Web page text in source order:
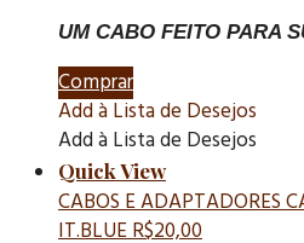
UM CABO FEITO PARA
Comprar
Add à Lista de Desejos
Add à Lista de Desejos
Quick View
CABOS E ADAPTADORES
IT.BLUER$20,00